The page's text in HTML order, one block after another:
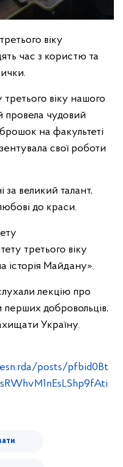
віку
час з користю та
третього віку нашого
провела чудовий
на факультеті
свої роботи
за великий талант,
до краси.
третього віку
історія Майдану».
лекцію про
перших добровольців,
Україну.
posts/pfbid0Bt